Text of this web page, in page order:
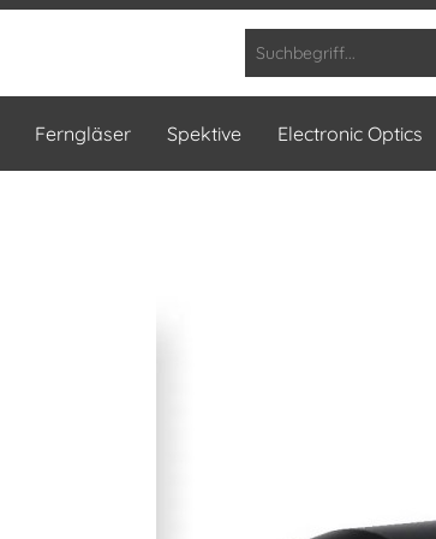
Ferngläser Spektive Electronic Optics